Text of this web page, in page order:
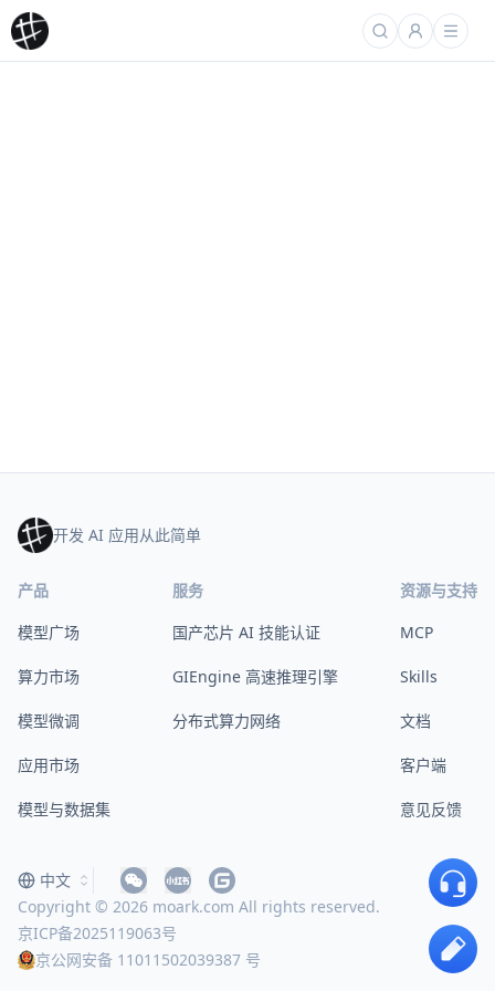
开发 AI 应用从此简单
产品
模型广场
算力市场
模型微调
应用市场
模型与数据集
服务
国产芯片 AI 技能认证
GIEngine 高速推理引擎
分布式算力网络
资源与支持
MCP
Skills
文档
客户端
意见反馈
Copyright © 2026 moark.com All rights reserved.
京ICP备2025119063号
京公网安备 11011502039387 号
中文